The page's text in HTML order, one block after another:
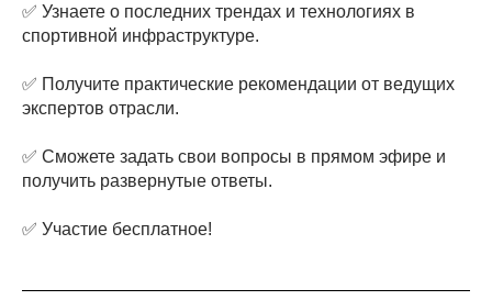
✅ Узнаете о последних трендах и технологиях в
спортивной инфраструктуре.
✅ Получите практические рекомендации от ведущих
экспертов отрасли.
✅ Сможете задать свои вопросы в прямом эфире и
получить развернутые ответы.
✅ Участие бесплатное!